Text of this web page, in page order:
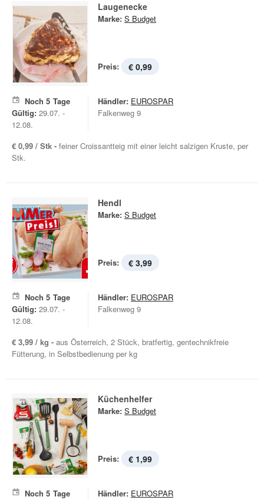
Laugenecke
Marke: S Budget
Preis: € 0,99
Noch 5 Tage
Gültig: 29.07. -
12.08.
Händler: EUROSPAR
Falkenweg 9
€ 0,99 / Stk - feiner Croissantteig mit einer leicht salzigen Kruste, per
Stk.
Hendl
Marke: S Budget
Preis: € 3,99
Noch 5 Tage
Gültig: 29.07. -
12.08.
Händler: EUROSPAR
Falkenweg 9
€ 3,99 / kg - aus Österreich, 2 Stück, bratfertig, gentechnikfreie
Fütterung, in Selbstbedienung per kg
Küchenhelfer
Marke: S Budget
Preis: € 1,99
Noch 5 Tage
Händler: EUROSPAR